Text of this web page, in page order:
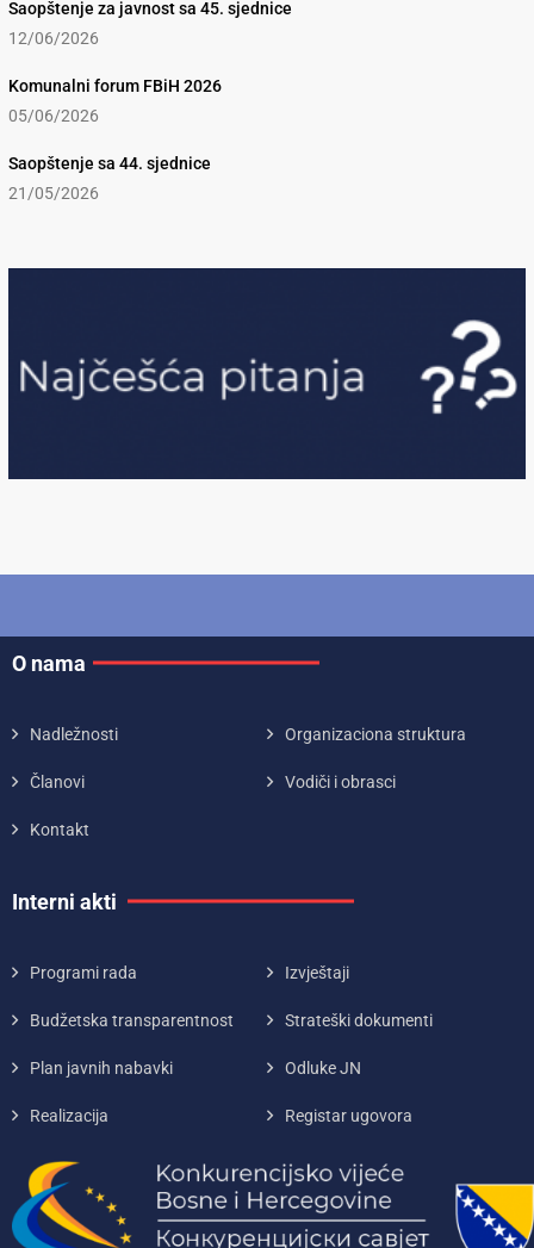
Saopštenje za javnost sa 45. sjednice
12/06/2026
Komunalni forum FBiH 2026
05/06/2026
Saopštenje sa 44. sjednice
21/05/2026
O nama
Nadležnosti Organizaciona struktura
Članovi Vodiči i obrasci
Kontakt
Interni akti
Programi rada Izvještaji
Budžetska transparentnost Strateški dokumenti
Plan javnih nabavki Odluke JN
Realizacija Registar ugovora